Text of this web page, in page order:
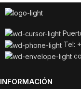
Tel:
INFORMACIÓN